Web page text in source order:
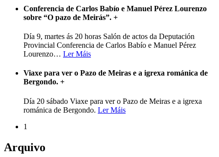
Conferencia de Carlos Babío e Manuel Pérez Lourenzo
sobre “O pazo de Meirás”. +
Día 9, martes ás 20 horas Salón de actos da Deputación
Provincial Conferencia de Carlos Babío e Manuel Pérez
Lourenzo… Ler Máis
Viaxe para ver o Pazo de Meiras e a igrexa románica de
Bergondo. +
Día 20 sábado Viaxe para ver o Pazo de Meiras e a igrexa
románica de Bergondo. Ler Máis
1
Arquivo